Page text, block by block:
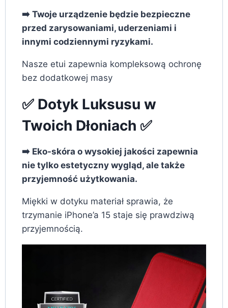
➡️ Twoje urządzenie będzie bezpieczne
przed zarysowaniami, uderzeniami i
innymi codziennymi ryzykami.
Nasze etui zapewnia kompleksową ochronę
bez dodatkowej masy
✅ Dotyk Luksusu w
Twoich Dłoniach ✅
➡️ Eko-skóra o wysokiej jakości zapewnia
nie tylko estetyczny wygląd, ale także
przyjemność użytkowania.
Miękki w dotyku materiał sprawia, że
trzymanie iPhone’a 15 staje się prawdziwą
przyjemnością.